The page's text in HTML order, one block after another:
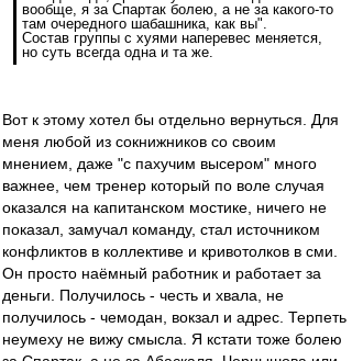
вообще, я за Спартак болею, а не за какого-то
там очередного шабашника, как вы".
Состав группы с хуями наперевес меняется,
но суть всегда одна и та же.
Вот к этому хотел бы отдельно вернуться. Для
меня любой из сокнижников со своим
мнением, даже "с пахучим высером" много
важнее, чем тренер который по воле случая
оказался на капитанском мостике, ничего не
показал, замучал команду, стал источником
конфликтов в коллективе и кривотолков в сми.
Он просто наёмный работник и работает за
деньги. Получилось - честь и хвала, не
получилось - чемодан, вокзал и адрес. Терпеть
неумеху не вижу смысла. Я кстати тоже болею